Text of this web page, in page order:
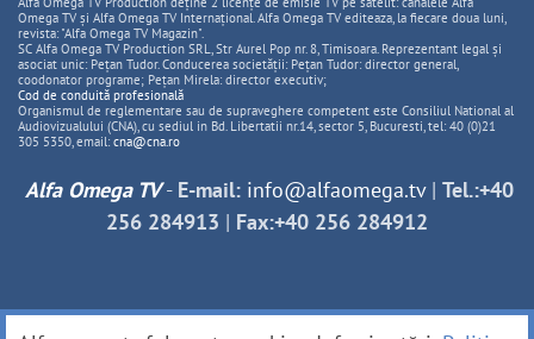
Omega TV și Alfa Omega TV Internațional. Alfa Omega TV editeaza, la fiecare doua luni,
revista: "Alfa Omega TV Magazin".
SC Alfa Omega TV Production SRL, Str Aurel Pop nr. 8, Timisoara. Reprezentant legal și
asociat unic: Pețan Tudor. Conducerea societății: Pețan Tudor: director general,
coodonator programe; Pețan Mirela: director executiv;
Cod de conduită profesională
Organismul de reglementare sau de supraveghere competent este Consiliul National al
Audiovizualului (CNA), cu sediul in Bd. Libertatii nr.14, sector 5, Bucuresti, tel: 40 (0)21
305 5350, email: cna@cna.ro
Alfa Omega TV- E-mail: info@alfaomega.tv| Tel.:+40
256 284913 | Fax:+40 256 284912